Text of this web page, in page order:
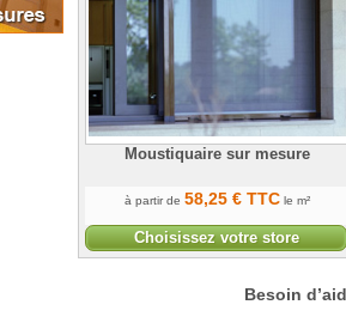
Moustiquaire sur mesure
à partir de 58,25 € TTC le m²
Choisissez votre store
Besoin